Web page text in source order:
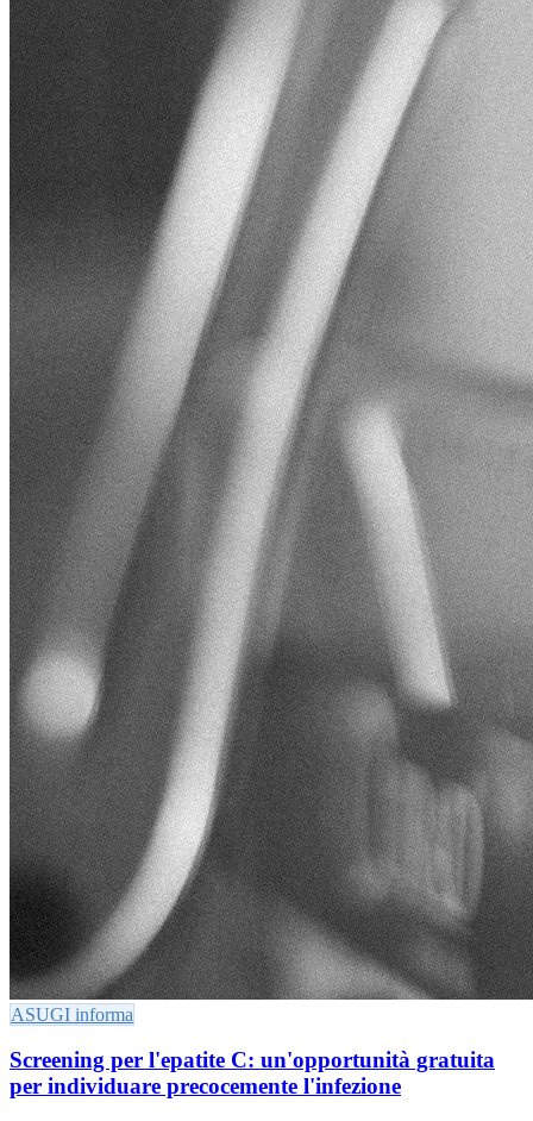
ASUGI informa
Screening per l'epatite C: un'opportunità gratuita
per individuare precocemente l'infezione